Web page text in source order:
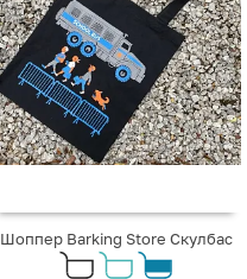
Шоппер Barking Store Скулбас